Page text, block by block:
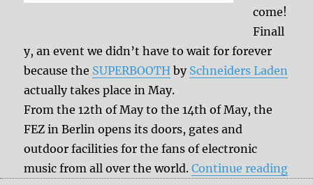
come!
Finall
y, an event we didn’t have to wait for forever
because the SUPERBOOTH by Schneiders Laden
actually takes place in May.
From the 12th of May to the 14th of May, the
FEZ in Berlin opens its doors, gates and
outdoor facilities for the fans of electronic
music from all over the world.Continue reading